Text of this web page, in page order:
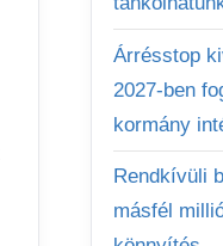
Árrésstop
2027-ben
kormány
Rendkívüli
másfél